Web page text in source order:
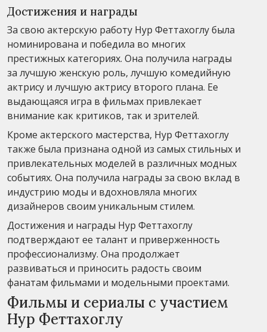
Достижения и награды
За свою актерскую работу Нур Феттахоглу была
номинирована и победила во многих
престижных категориях. Она получила награды
за лучшую женскую роль, лучшую комедийную
актрису и лучшую актрису второго плана. Ее
выдающаяся игра в фильмах привлекает
внимание как критиков, так и зрителей.
Кроме актерского мастерства, Нур Феттахоглу
также была признана одной из самых стильных и
привлекательных моделей в различных модных
событиях. Она получила награды за свою вклад в
индустрию моды и вдохновляла многих
дизайнеров своим уникальным стилем.
Достижения и награды Нур Феттахоглу
подтверждают ее талант и приверженность
профессионализму. Она продолжает
развиваться и приносить радость своим
фанатам фильмами и модельными проектами.
Фильмы и сериалы с участием
Нур Феттахоглу